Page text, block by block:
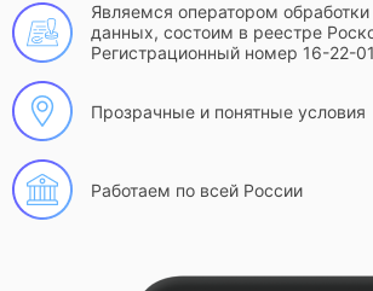
Являемся оператором
данных, состоим в реестре
Регистрационный номер 16-22-
Прозрачные и понятные условия
Работаем по всей России